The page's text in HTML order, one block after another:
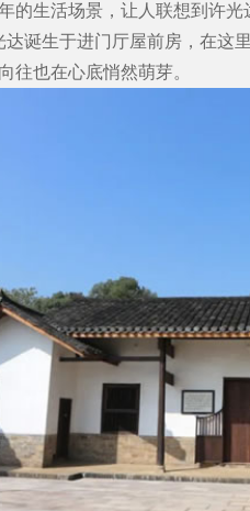
的生活场景，让人联想到许光
达诞生于进门厅屋前房，在这
往也在心底悄然萌芽。